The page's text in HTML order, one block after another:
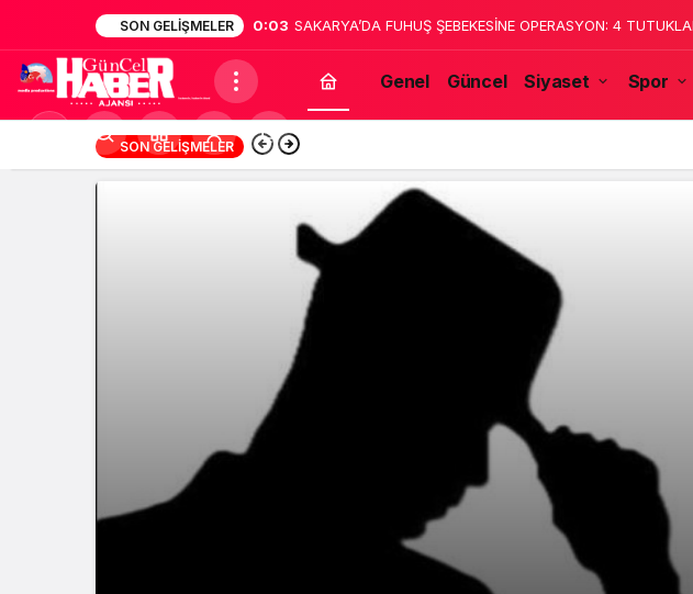
SON GELIŞMELER 0:02 Sakarya’da dehşet: Annesinin katledildiğini 13 yaşındaki
bildirdi
Genel Güncel Siyaset Spor
değiştir
SON GELIŞMELER